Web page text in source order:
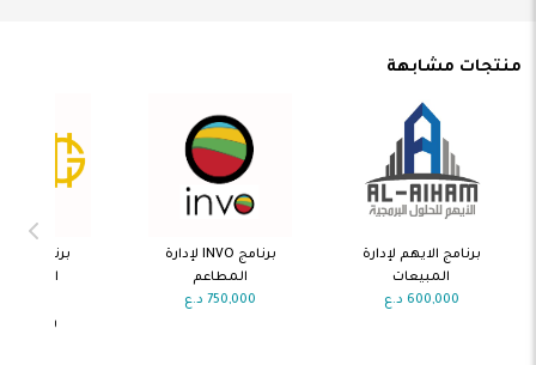
منتجات مشابهة
اضف الى
السلة
برنامج الايهم لإدارة
المبيعات
600,000 د.ع
اضف الى
السلة
برنامج INVO لإدارة
المطاعم
750,000 د.ع
برنامج
الذهبي